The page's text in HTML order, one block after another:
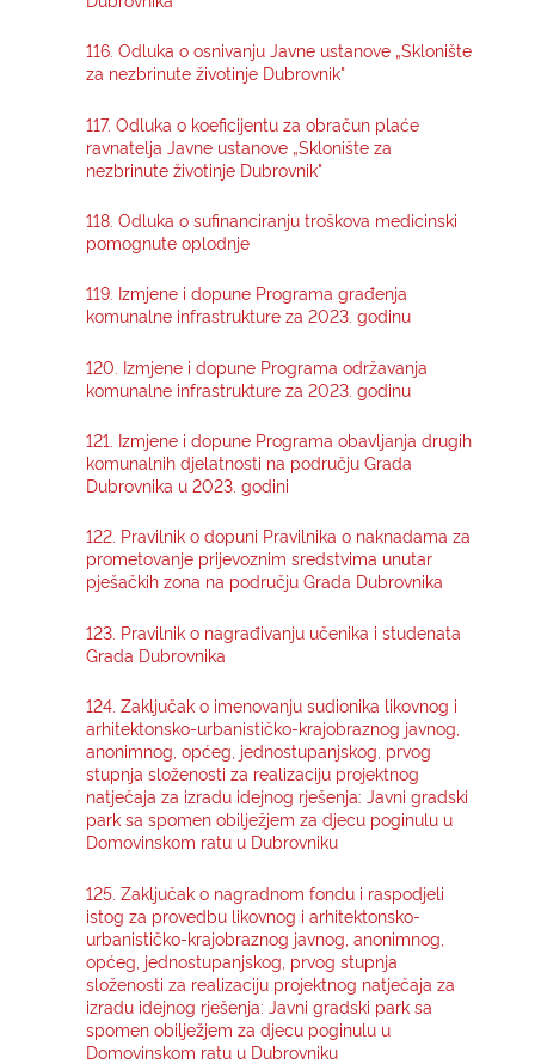
116. Odluka o osnivanju Javne ustanove „Sklonište
za nezbrinute životinje Dubrovnik"
117. Odluka o koeficijentu za obračun plaće
ravnatelja Javne ustanove „Sklonište za
nezbrinute životinje Dubrovnik"
118. Odluka o sufinanciranju troškova medicinski
pomognute oplodnje
119. Izmjene i dopune Programa građenja
komunalne infrastrukture za 2023. godinu
120. Izmjene i dopune Programa održavanja
komunalne infrastrukture za 2023. godinu
121. Izmjene i dopune Programa obavljanja drugih
komunalnih djelatnosti na području Grada
Dubrovnika u 2023. godini
122. Pravilnik o dopuni Pravilnika o naknadama za
prometovanje prijevoznim sredstvima unutar
pješačkih zona na području Grada Dubrovnika
123. Pravilnik o nagrađivanju učenika i studenata
Grada Dubrovnika
124. Zaključak o imenovanju sudionika likovnog i
arhitektonsko-urbanističko-krajobraznog javnog,
anonimnog, općeg, jednostupanjskog, prvog
stupnja složenosti za realizaciju projektnog
natječaja za izradu idejnog rješenja: Javni gradski
park sa spomen obilježjem za djecu poginulu u
Domovinskom ratu u Dubrovniku
125. Zaključak o nagradnom fondu i raspodjeli
istog za provedbu likovnog i arhitektonsko-
urbanističko-krajobraznog javnog, anonimnog,
općeg, jednostupanjskog, prvog stupnja
složenosti za realizaciju projektnog natječaja za
izradu idejnog rješenja: Javni gradski park sa
spomen obilježjem za djecu poginulu u
Domovinskom ratu u Dubrovniku